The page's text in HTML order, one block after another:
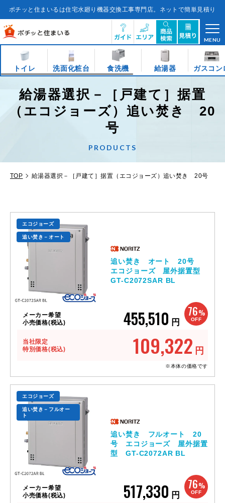
テ
に
ス
キ
プ
ポチッと住まいるは住宅水廻り機器交換工事専門店。ネットで簡単見積り
MENU
トイレ 洗面化粧台 食洗機 給湯器 ガスコン
給湯器選択－［戸建て］据置
（エコジョーズ）追い焚き 20
号
PRODUCTS
TOP 給湯器選択－［戸建て］据置（エコジョーズ）追い焚き 20号
エコジョーズ
追い焚き－オート
追い焚き オート 20号
エコジョーズ 屋外据置型
GT-C2072SAR BL
76%
OFF
メーカー希望
小売価格(税込)
455,510 円
当社限定
特別価格(税込)
109,322 円
※本体の価格です
エコジョーズ
追い焚き－フルオー
ト
追い焚き フルオート 20
号 エコジョーズ 屋外据置
型 GT-C2072AR BL
76%
OFF
メーカー希望
小売価格(税込)
517,330 円